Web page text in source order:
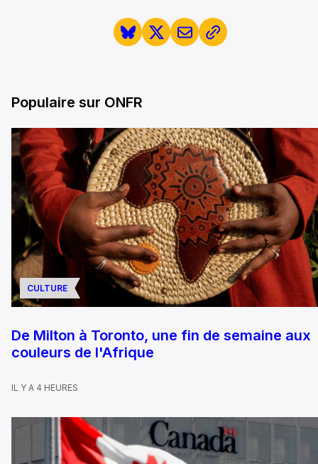
Populaire sur ONFR
CULTURE
De Milton à Toronto, une fin de semaine aux
couleurs de l'Afrique
IL Y A 4 HEURES